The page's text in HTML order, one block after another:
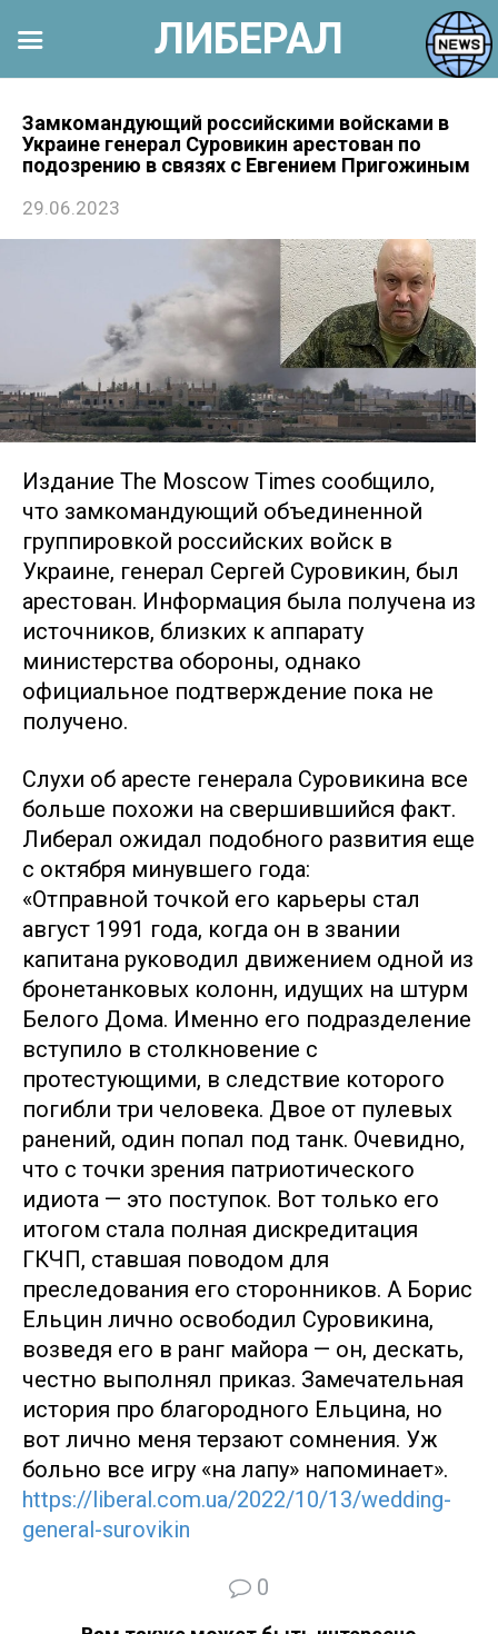
контенту
Замкомандующий российскими войсками в
Украине генерал Суровикин арестован по
подозрению в связях с Евгением Пригожиным
29.06.2023
Издание The Moscow Times сообщило,
что замкомандующий объединенной
группировкой российских войск в
Украине, генерал Сергей Суровикин, был
арестован. Информация была получена из
источников, близких к аппарату
министерства обороны, однако
официальное подтверждение пока не
получено.
Слухи об аресте генерала Суровикина все
больше похожи на свершившийся факт.
Либерал ожидал подобного развития еще
с октября минувшего года:
«Отправной точкой его карьеры стал
август 1991 года, когда он в звании
капитана руководил движением одной из
бронетанковых колонн, идущих на штурм
Белого Дома. Именно его подразделение
вступило в столкновение с
протестующими, в следствие которого
погибли три человека. Двое от пулевых
ранений, один попал под танк. Очевидно,
что с точки зрения патриотического
идиота — это поступок. Вот только его
итогом стала полная дискредитация
ГКЧП, ставшая поводом для
преследования его сторонников. А Борис
Ельцин лично освободил Суровикина,
возведя его в ранг майора — он, дескать,
честно выполнял приказ. Замечательная
история про благородного Ельцина, но
вот лично меня терзают сомнения. Уж
больно все игру «на лапу» напоминает».
https://liberal.com.ua/2022/10/13/wedding-
general-surovikin
0
ЛИБЕРАЛ